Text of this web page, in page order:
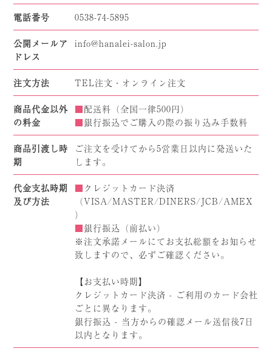
電話番号 0538-74-5895
公開メールア
ドレス
info@hanalei-salon.jp
注文方法 TEL注文・オンライン注文
商品代金以外
の料金
■配送料（全国一律500円）
■銀行振込でご購入の際の振り込み手数料
商品引渡し時
期
ご注文を受けてから5営業日以内に発送いた
します。
代金支払時期
及び方法
■ クレジットカード決済
（VISA/MASTER/DINERS/JCB/AMEX
）
■銀行振込（前払い）
※注文承諾メールにてお支払総額をお知らせ
致しますので、必ずご確認ください。
【お支払い時期】
クレジットカード決済 - ご利用のカード会社
ごとに異なります。
銀行振込 - 当方からの確認メール送信後7日
以内となります。